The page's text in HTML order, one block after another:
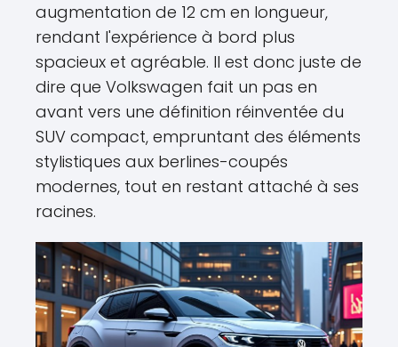
augmentation de 12 cm en longueur,
rendant l'expérience à bord plus
spacieux et agréable. Il est donc juste de
dire que Volkswagen fait un pas en
avant vers une définition réinventée du
SUV compact, empruntant des éléments
stylistiques aux berlines-coupés
modernes, tout en restant attaché à ses
racines.